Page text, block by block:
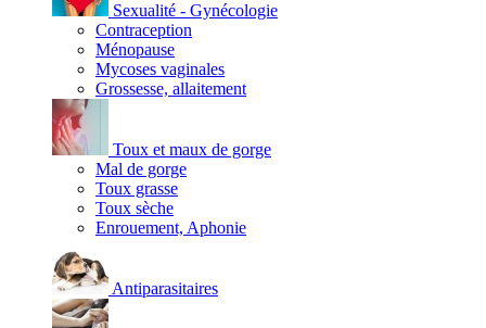
Sexualité - Gynécologie
Contraception
Ménopause
Mycoses vaginales
Grossesse, allaitement
Toux et maux de gorge
Mal de gorge
Toux grasse
Toux sèche
Enrouement, Aphonie
Antiparasitaires